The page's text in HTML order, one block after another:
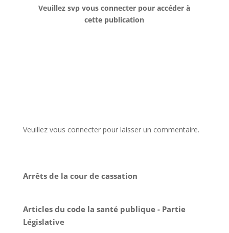
Veuillez svp vous connecter pour accéder à
cette publication
Veuillez vous connecter pour laisser un commentaire.
Arrêts de la cour de cassation
Articles du code la santé publique - Partie
Législative